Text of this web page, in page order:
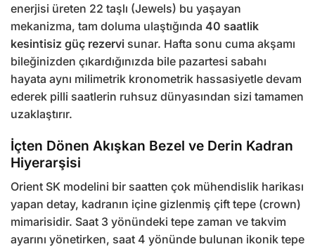
enerjisi üreten 22 taşlı (Jewels) bu yaşayan
mekanizma, tam doluma ulaştığında 40 saatlik
kesintisiz güç rezervi sunar. Hafta sonu cuma akşamı
bileğinizden çıkardığınızda bile pazartesi sabahı
hayata aynı milimetrik kronometrik hassasiyetle devam
ederek pilli saatlerin ruhsuz dünyasından sizi tamamen
uzaklaştırır.
İçten Dönen Akışkan Bezel ve Derin Kadran
Hiyerarşisi
Orient SK modelini bir saatten çok mühendislik harikası
yapan detay, kadranın içine gizlenmiş çift tepe (crown)
mimarisidir. Saat 3 yönündeki tepe zaman ve takvim
ayarını yönetirken, saat 4 yönünde bulunan ikonik tepe